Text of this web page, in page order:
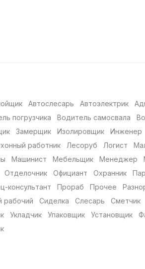
Автослесарь Автоэлектрик
погрузчика Водитель самосвала
Замерщик Изолировщик Инженер
работник Лесоруб Логист
Машинист Мебельщик Менеджер
Отделочник Официант Охранник
консультант Прораб Прочее
рабочий Сиделка Слесарь Сметчик
Укладчик Упаковщик Установщик